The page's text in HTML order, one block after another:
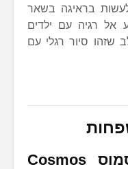
בראיגה בשאר
אל רגיה עם ילדים
שזהו סיור רגלי עם
Cosmos